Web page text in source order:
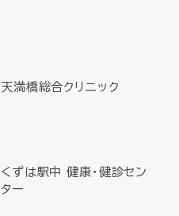
天満橋総合クリニック
くずは駅中 健康・健診セン
ター